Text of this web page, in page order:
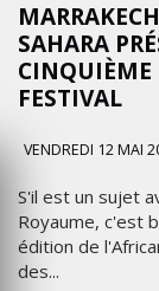
SAHARA
CINQUIÈME
FESTIVAL
VENDREDI 12 MAI
S'il est un sujet
Royaume, c'est
édition de
des...